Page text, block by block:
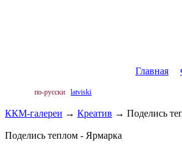
Главная
по-русски latviski
ККМ-галереи → Креатив → Поделись
Поделись теплом - Ярмарка